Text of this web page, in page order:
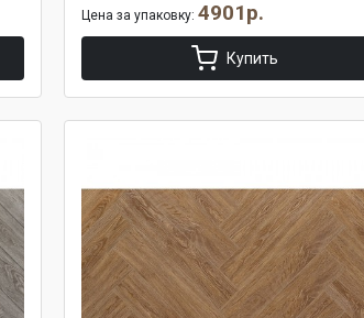
Цена за упаковку: 4901р.
Купить